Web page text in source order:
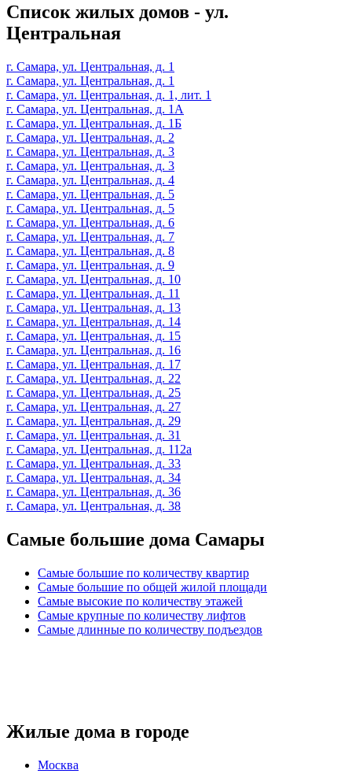
Список жилых домов - ул.
Центральная
г. Самара, ул. Центральная, д. 1
г. Самара, ул. Центральная, д. 1
г. Самара, ул. Центральная, д. 1, лит. 1
г. Самара, ул. Центральная, д. 1А
г. Самара, ул. Центральная, д. 1Б
г. Самара, ул. Центральная, д. 2
г. Самара, ул. Центральная, д. 3
г. Самара, ул. Центральная, д. 3
г. Самара, ул. Центральная, д. 4
г. Самара, ул. Центральная, д. 5
г. Самара, ул. Центральная, д. 5
г. Самара, ул. Центральная, д. 6
г. Самара, ул. Центральная, д. 7
г. Самара, ул. Центральная, д. 8
г. Самара, ул. Центральная, д. 9
г. Самара, ул. Центральная, д. 10
г. Самара, ул. Центральная, д. 11
г. Самара, ул. Центральная, д. 13
г. Самара, ул. Центральная, д. 14
г. Самара, ул. Центральная, д. 15
г. Самара, ул. Центральная, д. 16
г. Самара, ул. Центральная, д. 17
г. Самара, ул. Центральная, д. 22
г. Самара, ул. Центральная, д. 25
г. Самара, ул. Центральная, д. 27
г. Самара, ул. Центральная, д. 29
г. Самара, ул. Центральная, д. 31
г. Самара, ул. Центральная, д. 112а
г. Самара, ул. Центральная, д. 33
г. Самара, ул. Центральная, д. 34
г. Самара, ул. Центральная, д. 36
г. Самара, ул. Центральная, д. 38
Самые большие дома Самары
Самые большие по количеству квартир
Самые большие по общей жилой площади
Самые высокие по количеству этажей
Самые крупные по количеству лифтов
Самые длинные по количеству подъездов
Жилые дома в городе
Москва